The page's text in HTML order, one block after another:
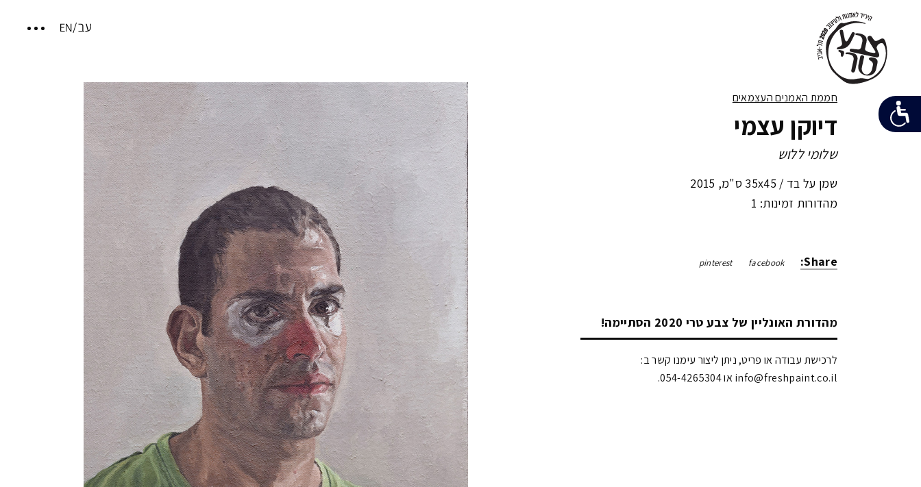
חממת האמנים העצמאים
דיוקן עצמי
שלומי ללוש
שמן על בד / 35x45 ס"מ ,
מהדורות זמינות: 1
Share:
facebook
pinterest
מהדורת האונליין של צבע טרי 2020 הסתיימה!
לרכישת עבודה או פריט, ניתן ליצור עימנו קשר ב:
info@freshpaint.co.il‏ או 054-4265304.